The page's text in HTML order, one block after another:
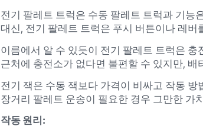
전기 팔레트 트럭은 수동 팔레트 트럭과 기능
대신, 전기 팔레트 트럭은 푸시 버튼이나 레
이름에서 알 수 있듯이 전기 팔레트 트럭은
근처에 충전소가 없다면 불편할 수 있지만,
전기 잭은 수동 잭보다 가격이 비싸고 작동
장거리 팔레트 운송이 필요한 경우 그만한 가
작동 원리: